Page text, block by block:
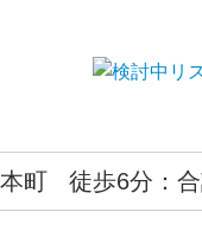
町 徒歩6分：